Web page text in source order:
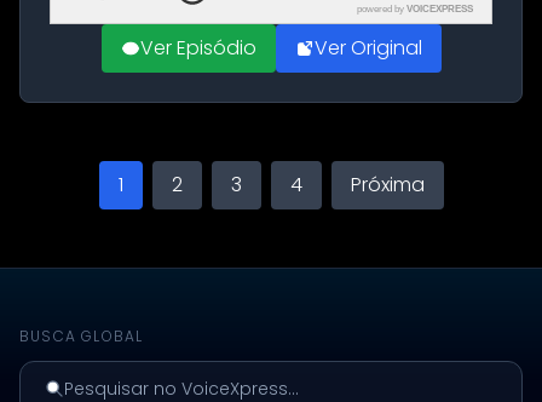
powered by VOICEXPRESS
Ver Episódio Ver Original
1 2 3 4 Próxima
BUSCA GLOBAL
Pesquisar no VoiceXpress...